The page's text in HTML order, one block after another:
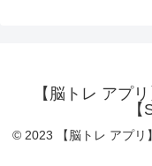
【脳トレ アプ
© 2023 【脳トレ アプリ